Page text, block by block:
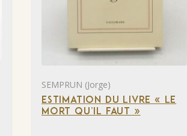
SEMPRUN (Jorge)
ESTIMATION DU LIVRE « LE
MORT QU’IL FAUT »